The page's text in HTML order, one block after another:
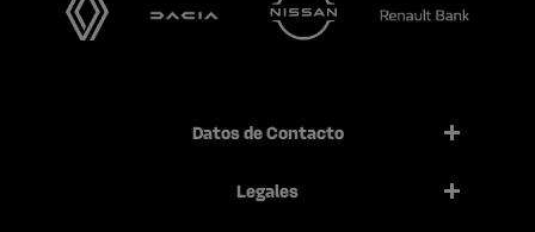
Datos de Contacto
Legales